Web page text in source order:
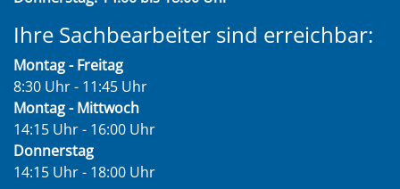
Ihre Sachbearbeiter sind erreichbar:
Montag - Freitag
8:30 Uhr - 11:45 Uhr
Montag - Mittwoch
14:15 Uhr - 16:00 Uhr
Donnerstag
14:15 Uhr - 18:00 Uhr